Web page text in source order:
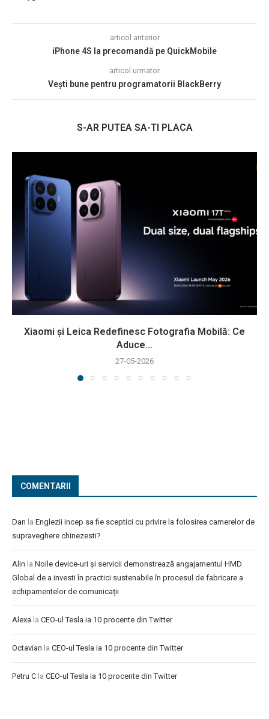
articol anterior
iPhone 4S la precomandă pe QuickMobile
articol urmator
Vești bune pentru programatorii BlackBerry
S-AR PUTEA SA-TI PLACA
Xiaomi și Leica Redefinesc Fotografia Mobilă: Ce
Aduce...
27-05-2026
COMENTARII
Dan la Englezii incep sa fie sceptici cu privire la folosirea camerelor de
supraveghere chinezesti?
Alin la Noile device-uri și servicii demonstrează angajamentul HMD
Global de a investi în practici sustenabile în procesul de fabricare a
echipamentelor de comunicații
Alexa la CEO-ul Tesla ia 10 procente din Twitter
Octavian la CEO-ul Tesla ia 10 procente din Twitter
Petru C la CEO-ul Tesla ia 10 procente din Twitter